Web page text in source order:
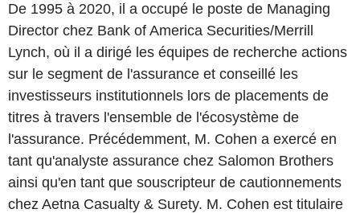
De 1995 à 2020, il a occupé le poste de Managing
Director chez Bank of America Securities/Merrill
Lynch, où il a dirigé les équipes de recherche actions
sur le segment de l'assurance et conseillé les
investisseurs institutionnels lors de placements de
titres à travers l'ensemble de l'écosystème de
l'assurance. Précédemment, M. Cohen a exercé en
tant qu'analyste assurance chez Salomon Brothers
ainsi qu'en tant que souscripteur de cautionnements
chez Aetna Casualty & Surety. M. Cohen est titulaire